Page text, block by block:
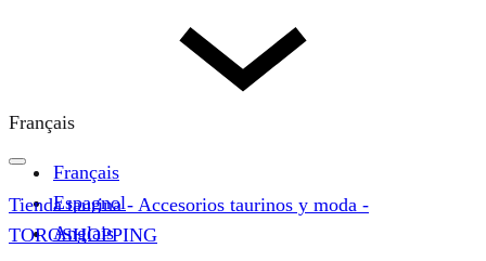
Français
Français
Espagnol
Anglais
Tienda taurina - Accesorios taurinos y moda -
TOROSHOPPING